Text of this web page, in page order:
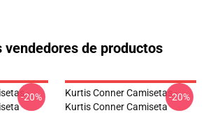
vendedores de productos
-
-20%
Kurtis Conner Camisetas -
Kurtis Conner Camiseta
-20%